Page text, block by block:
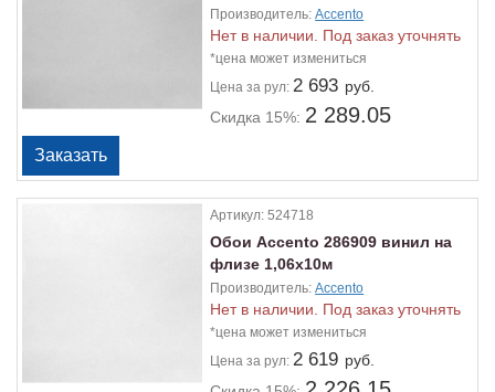
Производитель:Accento
Нет в наличии. Под заказ уточнять
*цена может измениться
Цена за рул:2 693 руб.
Скидка 15%: 2 289.05
Артикул:524718
Обои Accento 286909 винил на
флизе 1,06х10м
Производитель:Accento
Нет в наличии. Под заказ уточнять
*цена может измениться
Цена за рул:2 619 руб.